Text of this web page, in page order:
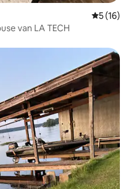
5 (16)
van LA TECH